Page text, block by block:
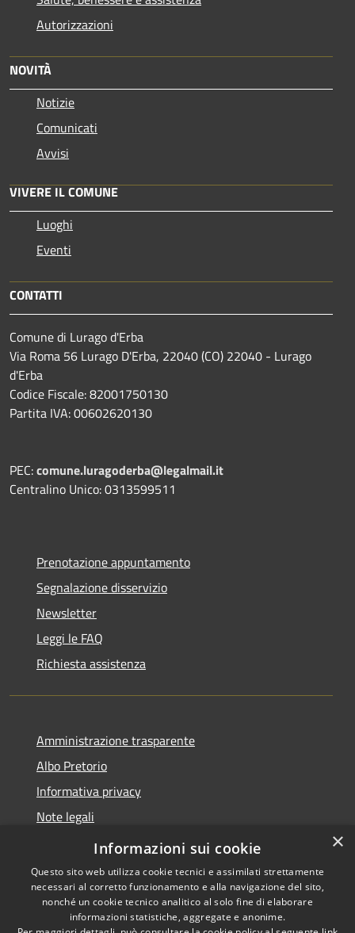
Autorizzazioni
NOVITÀ
Notizie
Comunicati
Avvisi
VIVERE IL COMUNE
Luoghi
Eventi
CONTATTI
Comune di Lurago d'Erba
Via Roma 56 Lurago D'Erba, 22040 (CO) 22040 - Lurago
d'Erba
Codice Fiscale: 82001750130
Partita IVA: 00602620130
PEC:comune.luragoderba@legalmail.it
Centralino Unico: 0313599511
Prenotazione appuntamento
Segnalazione disservizio
Newsletter
Leggi le FAQ
Richiesta assistenza
Amministrazione trasparente
Albo Pretorio
Informativa privacy
Note legali
Dichiarazione di accessibilità
Copyright © 2026 • Comune di
×
Informazioni sui cookie
Questo sito web utilizza cookie tecnici e assimilati strettamente
necessari al corretto funzionamento e alla navigazione del sito,
nonché un cookie tecnico analitico al solo fine di elaborare
informazioni statistiche, aggregate e anonime.